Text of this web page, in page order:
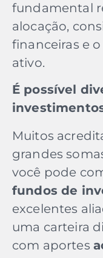
fundamental
alocação,
financeiras e
ativo.
É possível
Muitos
grandes
você pode
fundos de
excelentes
uma carteira
com aportes